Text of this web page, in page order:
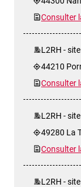
Consulter
L2RH -
44210
Consulter
L2RH -
49280 La
Consulter
L2RH -